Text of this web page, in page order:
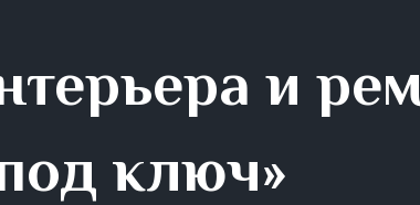
и
ключ»